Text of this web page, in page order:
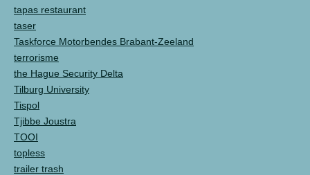
tapas restaurant
taser
Taskforce Motorbendes Brabant-Zeeland
terrorisme
the Hague Security Delta
Tilburg University
Tispol
Tjibbe Joustra
TOOI
topless
trailer trash